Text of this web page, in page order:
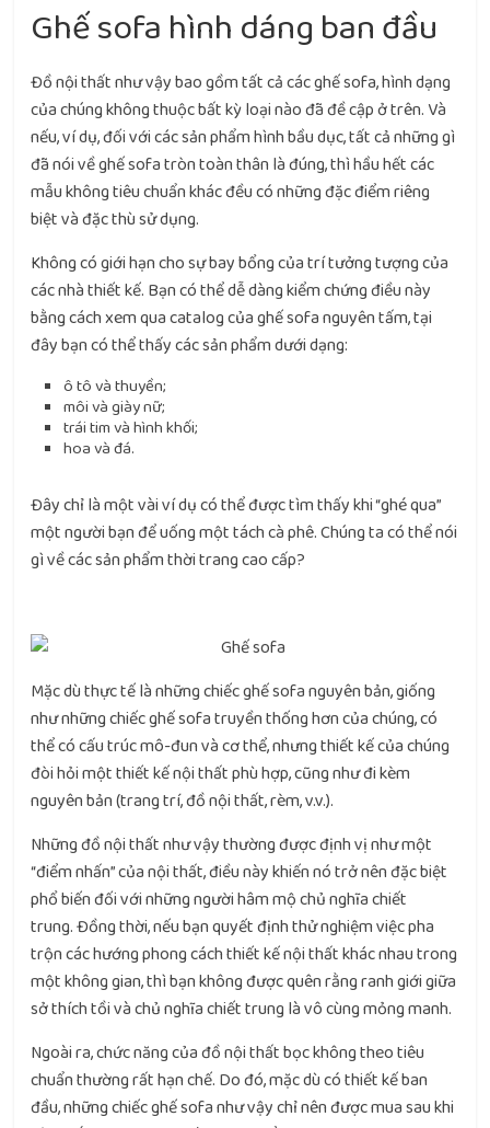
Ghế sofa hình dáng ban đầu
Đồ nội thất như vậy bao gồm tất cả các ghế sofa, hình dạng
của chúng không thuộc bất kỳ loại nào đã đề cập ở trên. Và
nếu, ví dụ, đối với các sản phẩm hình bầu dục, tất cả những gì
đã nói về ghế sofa tròn toàn thân là đúng, thì hầu hết các
mẫu không tiêu chuẩn khác đều có những đặc điểm riêng
biệt và đặc thù sử dụng.
Không có giới hạn cho sự bay bổng của trí tưởng tượng của
các nhà thiết kế. Bạn có thể dễ dàng kiểm chứng điều này
bằng cách xem qua catalog của ghế sofa nguyên tấm, tại
đây bạn có thể thấy các sản phẩm dưới dạng:
ô tô và thuyền;
môi và giày nữ;
trái tim và hình khối;
hoa và đá.
Đây chỉ là một vài ví dụ có thể được tìm thấy khi “ghé qua”
một người bạn để uống một tách cà phê. Chúng ta có thể nói
gì về các sản phẩm thời trang cao cấp?
Mặc dù thực tế là những chiếc ghế sofa nguyên bản, giống
như những chiếc ghế sofa truyền thống hơn của chúng, có
thể có cấu trúc mô-đun và cơ thể, nhưng thiết kế của chúng
đòi hỏi một thiết kế nội thất phù hợp, cũng như đi kèm
nguyên bản (trang trí, đồ nội thất, rèm, v.v.).
Những đồ nội thất như vậy thường được định vị như một
“điểm nhấn” của nội thất, điều này khiến nó trở nên đặc biệt
phổ biến đối với những người hâm mộ chủ nghĩa chiết
trung. Đồng thời, nếu bạn quyết định thử nghiệm việc pha
trộn các hướng phong cách thiết kế nội thất khác nhau trong
một không gian, thì bạn không được quên rằng ranh giới giữa
sở thích tồi và chủ nghĩa chiết trung là vô cùng mỏng manh.
Ngoài ra, chức năng của đồ nội thất bọc không theo tiêu
chuẩn thường rất hạn chế. Do đó, mặc dù có thiết kế ban
đầu, những chiếc ghế sofa như vậy chỉ nên được mua sau khi